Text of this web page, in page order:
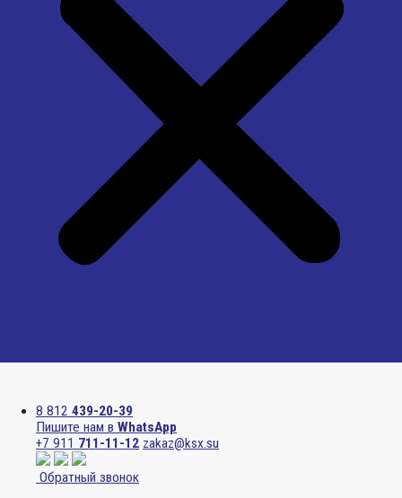
8 812 439-20-39
Пишите нам в WhatsApp
+7 911 711-11-12 zakaz@ksx.su
Обратный звонок